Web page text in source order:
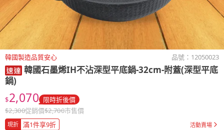
韓國製造品質安心 品號： 12050023
韓國石墨烯IH不沾深型平底鍋-32cm-附蓋(深型平底
鍋)
$2,070 限時折後價
$2,300促銷價$2,700市售價
現折 滿1件享9折 活動賣場